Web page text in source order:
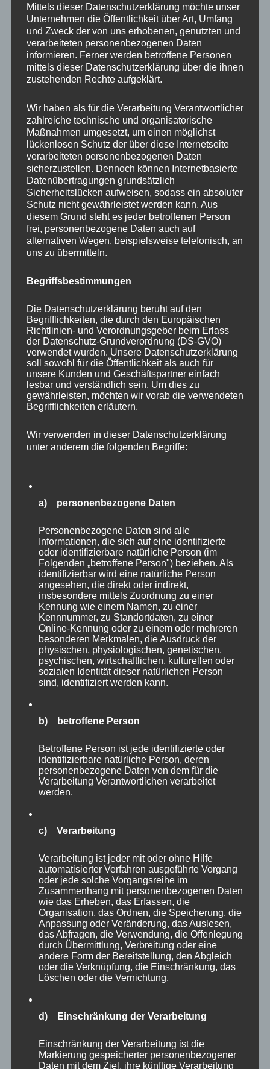
Besonders beeindruckend ist die Herdeweißes
Rotwild, die natürlich in dieser Form nicht
überall zu finden ist. Man ruhte bei meinem
Besuch, der Eindruck war dennoch
überwältigend.
Natürlich darf in einem Wildpark auch
Schwarzwildnicht fehlen und das tut es in
Wildschweinen nicht so die Geduld, sonst
gekommen.
ihre Kosten kommen. Zunächst sind
eingangsnah gleich die mächtigenSeeadler
sehen. Diese “Majestäten der Lüfte” habe ich
auch schon mehrfach in freier Wildbahn vor
meiner Haustür fotografieren dürfen. Es sind
wahrlich riesige Greifvögel, die auch hier sehr
beeindruckend wirken.
man in Eekholt den verschiedenen Eulenarten,
die man in ihren Volieren anschauen kann. Egal
ob Bartkauz, Schneeeule oder welche Eulenart
auch immer, die Tiere gehören zweifellos zu
den Höhepunkten des Parkes. Eulen jagen ja
nachts und fliegen lautlos – kleine (oder
große?) Meisterwerke der Natur!
Mittels dieser Datenschutzerklärung möchte unser
Unternehmen die Öffentlichkeit über Art, Umfang
und Zweck der von uns erhobenen, genutzten und
verarbeiteten personenbezogenen Daten
informieren. Ferner werden betroffene Personen
mittels dieser Datenschutzerklärung über die ihnen
zustehenden Rechte aufgeklärt.
Wir haben als für die Verarbeitung Verantwortlicher
zahlreiche technische und organisatorische
Maßnahmen umgesetzt, um einen möglichst
lückenlosen Schutz der über diese Internetseite
verarbeiteten personenbezogenen Daten
sicherzustellen. Dennoch können Internetbasierte
Datenübertragungen grundsätzlich
Sicherheitslücken aufweisen, sodass ein absoluter
Schutz nicht gewährleistet werden kann. Aus
diesem Grund steht es jeder betroffenen Person
frei, personenbezogene Daten auch auf
alternativen Wegen, beispielsweise telefonisch, an
uns zu übermitteln.
Begriffsbestimmungen
Die Datenschutzerklärung beruht auf den
Begrifflichkeiten, die durch den Europäischen
Richtlinien- und Verordnungsgeber beim Erlass
der Datenschutz-Grundverordnung (DS-GVO)
verwendet wurden. Unsere Datenschutzerklärung
soll sowohl für die Öffentlichkeit als auch für
unsere Kunden und Geschäftspartner einfach
lesbar und verständlich sein. Um dies zu
gewährleisten, möchten wir vorab die verwendeten
Begrifflichkeiten erläutern.
Wir verwenden in dieser Datenschutzerklärung
unter anderem die folgenden Begriffe:
a) personenbezogene Daten
Personenbezogene Daten sind alle
Informationen, die sich auf eine identifizierte
oder identifizierbare natürliche Person (im
Folgenden „betroffene Person") beziehen. Als
identifizierbar wird eine natürliche Person
angesehen, die direkt oder indirekt,
insbesondere mittels Zuordnung zu einer
Kennung wie einem Namen, zu einer
Kennnummer, zu Standortdaten, zu einer
Online-Kennung oder zu einem oder mehreren
besonderen Merkmalen, die Ausdruck der
physischen, physiologischen, genetischen,
psychischen, wirtschaftlichen, kulturellen oder
sozialen Identität dieser natürlichen Person
sind, identifiziert werden kann.
b) betroffene Person
Betroffene Person ist jede identifizierte oder
identifizierbare natürliche Person, deren
personenbezogene Daten von dem für die
Verarbeitung Verantwortlichen verarbeitet
werden.
c) Verarbeitung
Verarbeitung ist jeder mit oder ohne Hilfe
automatisierter Verfahren ausgeführte Vorgang
oder jede solche Vorgangsreihe im
Zusammenhang mit personenbezogenen Daten
wie das Erheben, das Erfassen, die
Organisation, das Ordnen, die Speicherung, die
Anpassung oder Veränderung, das Auslesen,
das Abfragen, die Verwendung, die Offenlegung
durch Übermittlung, Verbreitung oder eine
andere Form der Bereitstellung, den Abgleich
oder die Verknüpfung, die Einschränkung, das
Löschen oder die Vernichtung.
d) Einschränkung der Verarbeitung
Einschränkung der Verarbeitung ist die
Markierung gespeicherter personenbezogener
Daten mit dem Ziel, ihre künftige Verarbeitung